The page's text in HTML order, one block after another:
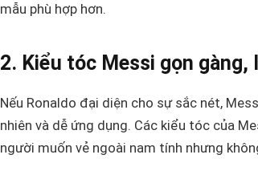
mẫu phù hợp hơn.
2. Kiểu tóc Messi gọn gàng,
Nếu Ronaldo đại diện cho sự sắc nét,
nhiên và dễ ứng dụng. Các kiểu tóc của
người muốn vẻ ngoài nam tính nhưng